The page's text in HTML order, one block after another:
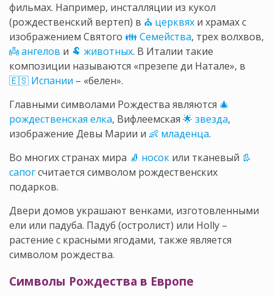
фильмах. Например, инсталляции из кукол
(рождественский вертеп) в ⛪ церквях и храмах с
изображением Святого 👪 Семейства, трех волхвов,
👼 ангелов и 🐏 животных. В Италии такие
композиции называются «презепе ди Натале», в
🇪🇸 Испании – «белен».
Главными символами Рождества являются 🎄
рождественская елка, Вифлеемская 🌟 звезда,
изображение Девы Марии и 👶 младенца.
Во многих странах мира 🧦 носок или тканевый 👢
сапогсчитается символом рождественских
подарков.
Двери домов украшают венками, изготовленными
ели или падуба. Падуб (остролист) или Holly –
растение с красными ягодами, также является
символом рождества.
Символы Рождества в Европе